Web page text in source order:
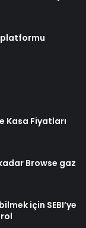
Kasa Fiyatları
kadar Browse gaz
için SEBI’ye